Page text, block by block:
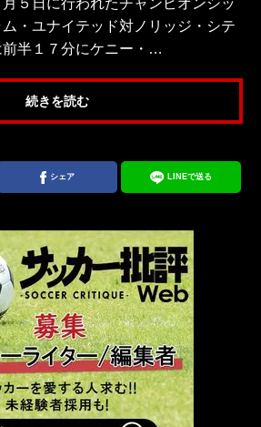
５日に行われたチャンピオンシッ
・ユナイテッド対ノリッジ・シテ
前半１７分にケニー・…
続きを読む
シェア LINEで送る